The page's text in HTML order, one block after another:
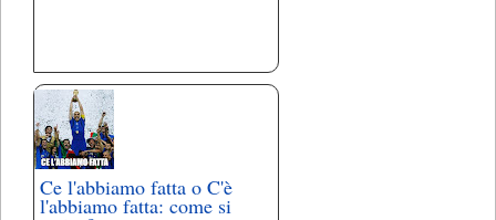
Ce l'abbiamo fatta o C'è
l'abbiamo fatta: come si